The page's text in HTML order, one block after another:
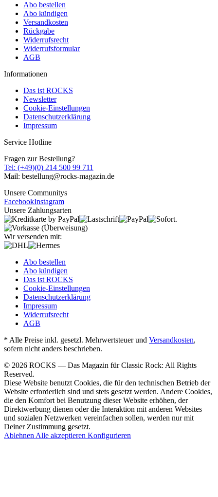
Abo bestellen
Abo kündigen
Versandkosten
Rückgabe
Widerrufsrecht
Widerrufsformular
AGB
Informationen
Das ist ROCKS
Newsletter
Cookie-Einstellungen
Datenschutzerklärung
Impressum
Service Hotline
Fragen zur Bestellung?
Tel: (+49)(0) 214 500 99 711
Mail: bestellung@rocks-magazin.de
Unsere Communitys
FacebookInstagram
Unsere Zahlungsarten
Wir versenden mit:
Abo bestellen
Abo kündigen
Das ist ROCKS
Cookie-Einstellungen
Datenschutzerklärung
Impressum
Widerrufsrecht
AGB
* Alle Preise inkl. gesetzl. Mehrwertsteuer und Versandkosten,
sofern nicht anders beschrieben.
© 2026 ROCKS — Das Magazin für Classic Rock: All Rights
Reserved.
Diese Website benutzt Cookies, die für den technischen Betrieb der
Website erforderlich sind und stets gesetzt werden. Andere Cookies,
die den Komfort bei Benutzung dieser Website erhöhen, der
Direktwerbung dienen oder die Interaktion mit anderen Websites
und sozialen Netzwerken vereinfachen sollen, werden nur mit
Deiner Zustimmung gesetzt.
Ablehnen Alle akzeptieren Konfigurieren